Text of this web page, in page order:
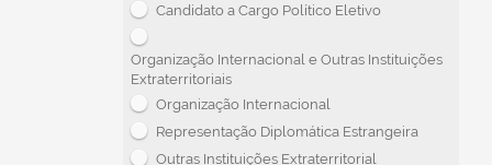
Candidato a Cargo Político Eletivo
Organização Internacional e Outras Instituições
Extraterritoriais
Organização Internacional
Representação Diplomática Estrangeira
Outras Instituições Extraterritorial